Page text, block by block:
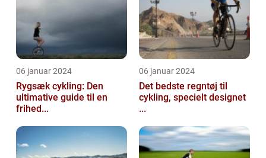
06 januar 2024
Rygsæk cykling: Den
ultimative guide til en
frihed...
06 januar 2024
Det bedste regntøj til
cykling, specielt designet
...